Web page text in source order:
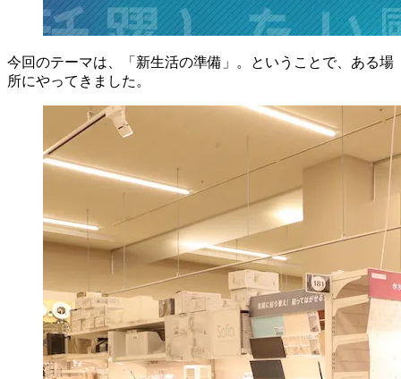
今回のテーマは、「 新生活の準備 」。ということで、ある場
所にやってきました。